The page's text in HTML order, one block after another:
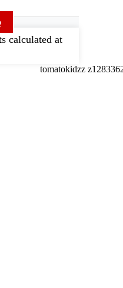
calculated at